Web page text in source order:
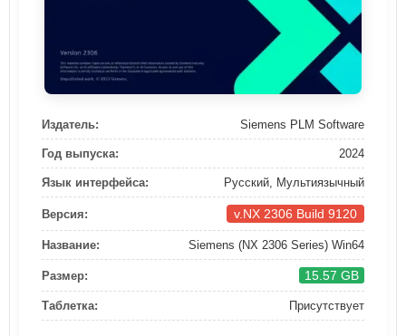
Издатель: Siemens PLM Software
Год выпуска: 2024
Язык интерфейса: Русский, Мультиязычный
Версия: v.NX 2306 Build 9120
Название: Siemens (NX 2306 Series) Win64
Размер: 15.57 GB
Таблетка: Присутствует